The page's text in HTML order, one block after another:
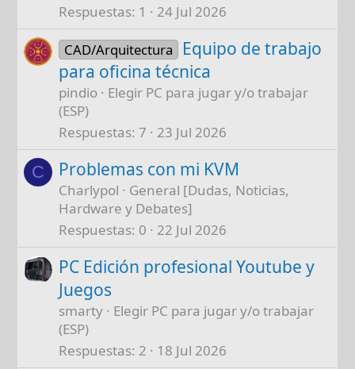
Respuestas 1 24 Jul 2026
CAD/Arquitectura
Equipo de trabajo
para oficina técnica
pindio
Elegir PC para jugar y/o trabajar
(ESP)
Respuestas 7 23 Jul 2026
C Problemas con mi KVM
Charlypol
General [Dudas, Noticias,
Hardware y Debates]
Respuestas 0 22 Jul 2026
PC Edición profesional Youtube y
Juegos
smarty
Elegir PC para jugar y/o trabajar
(ESP)
Respuestas 2 18 Jul 2026